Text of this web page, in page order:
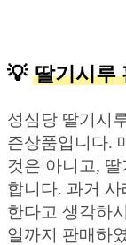
💡 딸기시루
성심당 딸기시
즌상품입니다.
것은 아니고,
합니다. 과거
한다고 생각하
일까지 판매하